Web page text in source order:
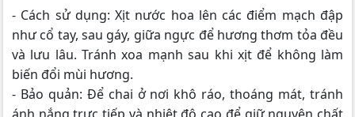
- Cách sử dụng: Xịt nước hoa lên các điểm mạch đập
như cổ tay, sau gáy, giữa ngực để hương thơm tỏa đều
và lưu lâu. Tránh xoa mạnh sau khi xịt để không làm
biến đổi mùi hương.
- Bảo quản: Để chai ở nơi khô ráo, thoáng mát, tránh